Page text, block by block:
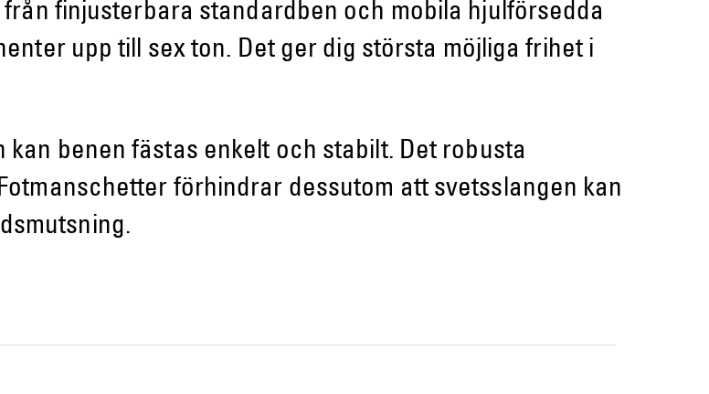
finjusterbara standardben och mobila hjulförsedda
upp till sex ton. Det ger dig största möjliga frihet i
benen fästas enkelt och stabilt. Det robusta
förhindrar dessutom att svetsslangen kan